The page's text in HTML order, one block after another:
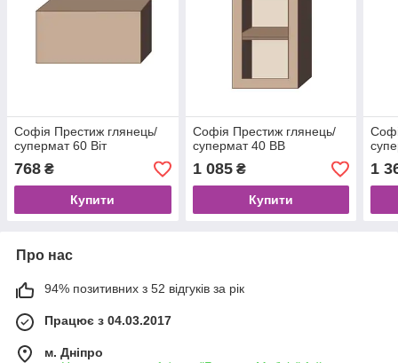
Софія Престиж глянець/
супермат 60 Віт
768 ₴
Купити
Софія Престиж глянець/
супермат 40 ВВ
1 085₴
Купити
1
Про нас
94% позитивних з 52 відгуків за рік
Працює з 04.03.2017
м. Дніпро